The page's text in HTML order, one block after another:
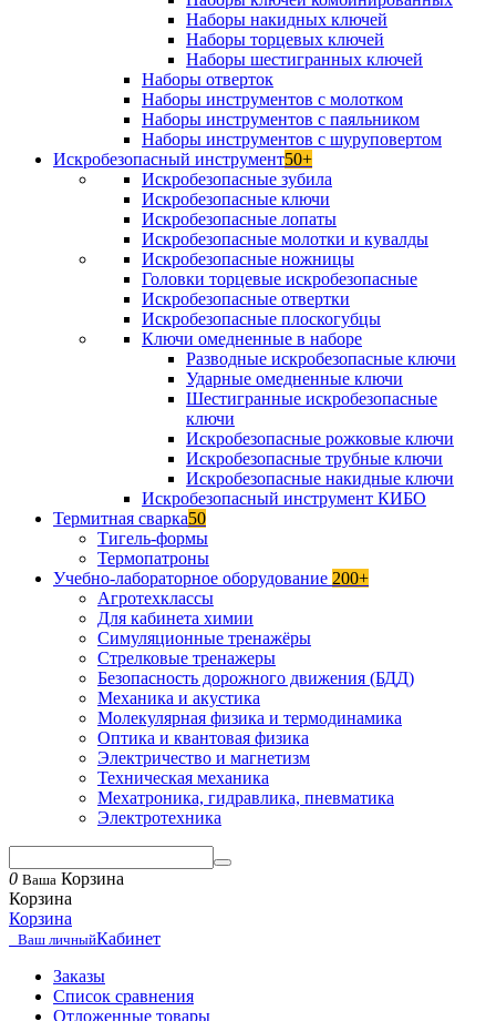
Наборы накидных ключей
Наборы торцевых ключей
Наборы шестигранных ключей
Наборы отверток
Наборы инструментов с молотком
Наборы инструментов с паяльником
Наборы инструментов с шуруповертом
Искробезопасный инструмент50+
Искробезопасные зубила
Искробезопасные ключи
Искробезопасные лопаты
Искробезопасные молотки и кувалды
Искробезопасные ножницы
Головки торцевые искробезопасные
Искробезопасные отвертки
Искробезопасные плоскогубцы
Ключи омедненные в наборе
Разводные искробезопасные ключи
Ударные омедненные ключи
Шестигранные искробезопасные
ключи
Искробезопасные рожковые ключи
Искробезопасные трубные ключи
Искробезопасные накидные ключи
Искробезопасный инструмент КИБО
Термитная сварка50
Тигель-формы
Термопатроны
Учебно-лабораторное оборудование 200+
Агротехклассы
Для кабинета химии
Симуляционные тренажёры
Стрелковые тренажеры
Безопасность дорожного движения (БДД)
Механика и акустика
Молекулярная физика и термодинамика
Оптика и квантовая физика
Электричество и магнетизм
Техническая механика
Мехатроника, гидравлика, пневматика
Электротехника
0 Ваша Корзина
Корзина
Корзина
Ваш личныйКабинет
Заказы
Список сравнения
Отложенные товары